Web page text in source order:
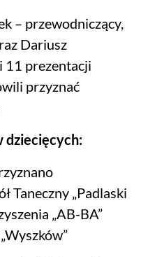
– przewodniczący,
Dariusz
11 prezentacji
przyznać
dziecięcych:
Taneczny „Padlaski
„AB-BA”